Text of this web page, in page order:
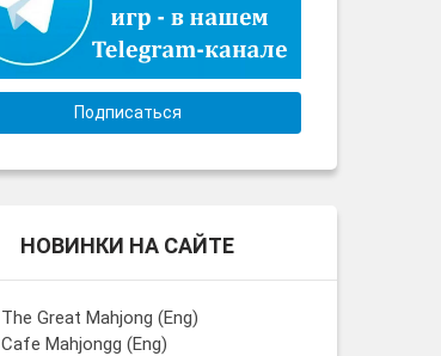
Подписаться
НОВИНКИ НА САЙТЕ
The Great Mahjong (Eng)
Cafe Mahjongg (Eng)